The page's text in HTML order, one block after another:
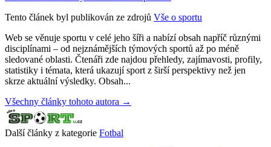
Tento článek byl publikován ze zdrojů Vše o sportu
Web se věnuje sportu v celé jeho šíři a nabízí obsah napříč různými
disciplínami – od nejznámějších týmových sportů až po méně
sledované oblasti. Čtenáři zde najdou přehledy, zajímavosti, profily,
statistiky i témata, která ukazují sport z širší perspektivy než jen
skrze aktuální výsledky. Obsah...
Všechny články tohoto autora →
Další články z kategorie Fotbal